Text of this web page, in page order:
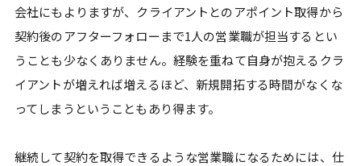
会社にもよりますが、クライアントとのアポイント取得から
契約後のアフターフォローまで1人の営業職が担当するとい
うことも少なくありません。経験を重ねて自身が抱えるクラ
イアントが増えれば増えるほど、新規開拓する時間がなくな
ってしまうということもあり得ます。
継続して契約を取得できるような営業職になるためには、仕